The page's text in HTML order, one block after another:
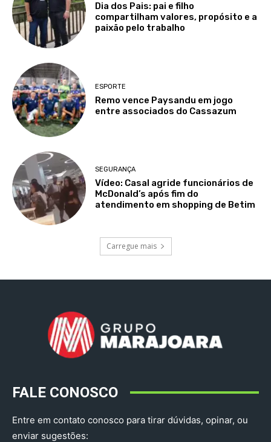
Dia dos Pais: pai e filho
compartilham valores, propósito e a
paixão pelo trabalho
ESPORTE
Remo vence Paysandu em jogo
entre associados do Cassazum
SEGURANÇA
Vídeo: Casal agride funcionários de
McDonald’s após fim do
atendimento em shopping de Betim
Carregue mais
FALE CONOSCO
Entre em contato conosco para tirar dúvidas, opinar, ou
enviar sugestões: